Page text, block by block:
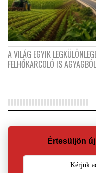
A VILÁG EGYIK
FELHŐKARCOLÓ IS
Értesüljön